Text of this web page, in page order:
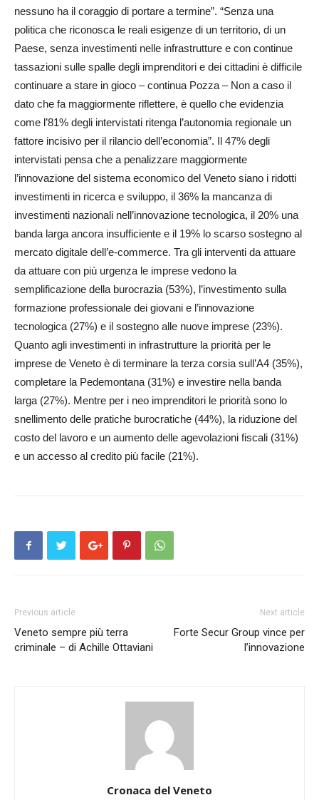
nessuno ha il coraggio di portare a termine”. “Senza una
politica che riconosca le reali esigenze di un territorio, di un
Paese, senza investimenti nelle infrastrutture e con continue
tassazioni sulle spalle degli imprenditori e dei cittadini è difficile
continuare a stare in gioco – continua Pozza – Non a caso il
dato che fa maggiormente riflettere, è quello che evidenzia
come l’81% degli intervistati ritenga l’autonomia regionale un
fattore incisivo per il rilancio dell’economia”. Il 47% degli
intervistati pensa che a penalizzare maggiormente
l’innovazione del sistema economico del Veneto siano i ridotti
investimenti in ricerca e sviluppo, il 36% la mancanza di
investimenti nazionali nell’innovazione tecnologica, il 20% una
banda larga ancora insufficiente e il 19% lo scarso sostegno al
mercato digitale dell’e-commerce. Tra gli interventi da attuare
da attuare con più urgenza le imprese vedono la
semplificazione della burocrazia (53%), l’investimento sulla
formazione professionale dei giovani e l’innovazione
tecnologica (27%) e il sostegno alle nuove imprese (23%).
Quanto agli investimenti in infrastrutture la priorità per le
imprese de Veneto è di terminare la terza corsia sull’A4 (35%),
completare la Pedemontana (31%) e investire nella banda
larga (27%). Mentre per i neo imprenditori le priorità sono lo
snellimento delle pratiche burocratiche (44%), la riduzione del
costo del lavoro e un aumento delle agevolazioni fiscali (31%)
e un accesso al credito più facile (21%).
Previous article
Veneto sempre più terra
criminale – di Achille Ottaviani
Next article
Forte Secur Group vince per
l’innovazione
Cronaca del Veneto